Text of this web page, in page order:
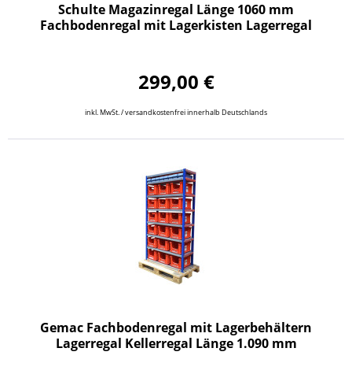
Schulte Magazinregal Länge 1060 mm
Fachbodenregal mit Lagerkisten Lagerregal
299,00 €
inkl. MwSt. / versandkostenfrei innerhalb Deutschlands
Gemac Fachbodenregal mit Lagerbehältern
Lagerregal Kellerregal Länge 1.090 mm